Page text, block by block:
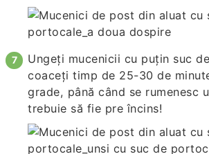
Ungeți mucenicii cu puțin suc
coaceți timp de 25-30 de
grade, până când se rumenesc
trebuie să fie pre încins!